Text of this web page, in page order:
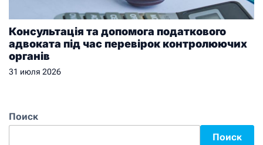
Консультація та допомога податкового
адвоката під час перевірок контролюючих
органів
31 июля 2026
Поиск
Поиск